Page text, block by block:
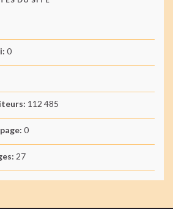
0
112 485
0
27